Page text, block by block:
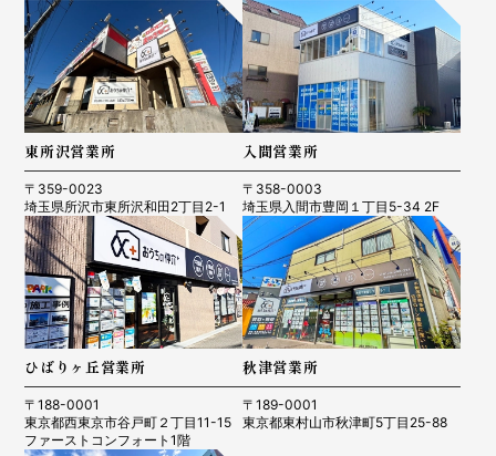
東所沢営業所
〒359-0023
埼玉県所沢市東所沢和田2丁目2-1
入間営業所
〒358-0003
埼玉県入間市豊岡１丁目5-34 2F
ひばりヶ丘営業所
〒188-0001
東京都西東京市谷戸町２丁目11-15
ファーストコンフォート1階
秋津営業所
〒189-0001
東京都東村山市秋津町5丁目25-88